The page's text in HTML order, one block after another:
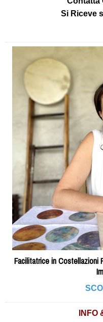
Si Riceve
Facilitatrice in Costellazioni
INFO